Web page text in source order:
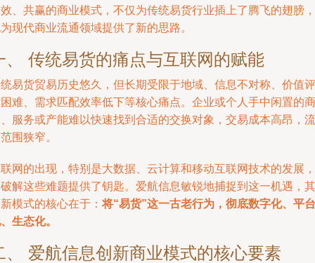
、共赢的商业模式，不仅为传统易货行业插上了腾飞的翅膀，
现代商业流通领域提供了新的思路。
、 传统易货的痛点与互联网的赋能
易货贸易历史悠久，但长期受限于地域、信息不对称、价值评
难、需求匹配效率低下等核心痛点。企业或个人手中闲置的商
服务或产能难以快速找到合适的交换对象，交易成本高昂，流
围狭窄。
网的出现，特别是大数据、云计算和移动互联网技术的发展，
解这些难题提供了钥匙。爱航信息敏锐地捕捉到这一机遇，其
模式的核心在于：将“易货”这一古老行为，彻底数字化、平台
生态化。
、 爱航信息创新商业模式的核心要素